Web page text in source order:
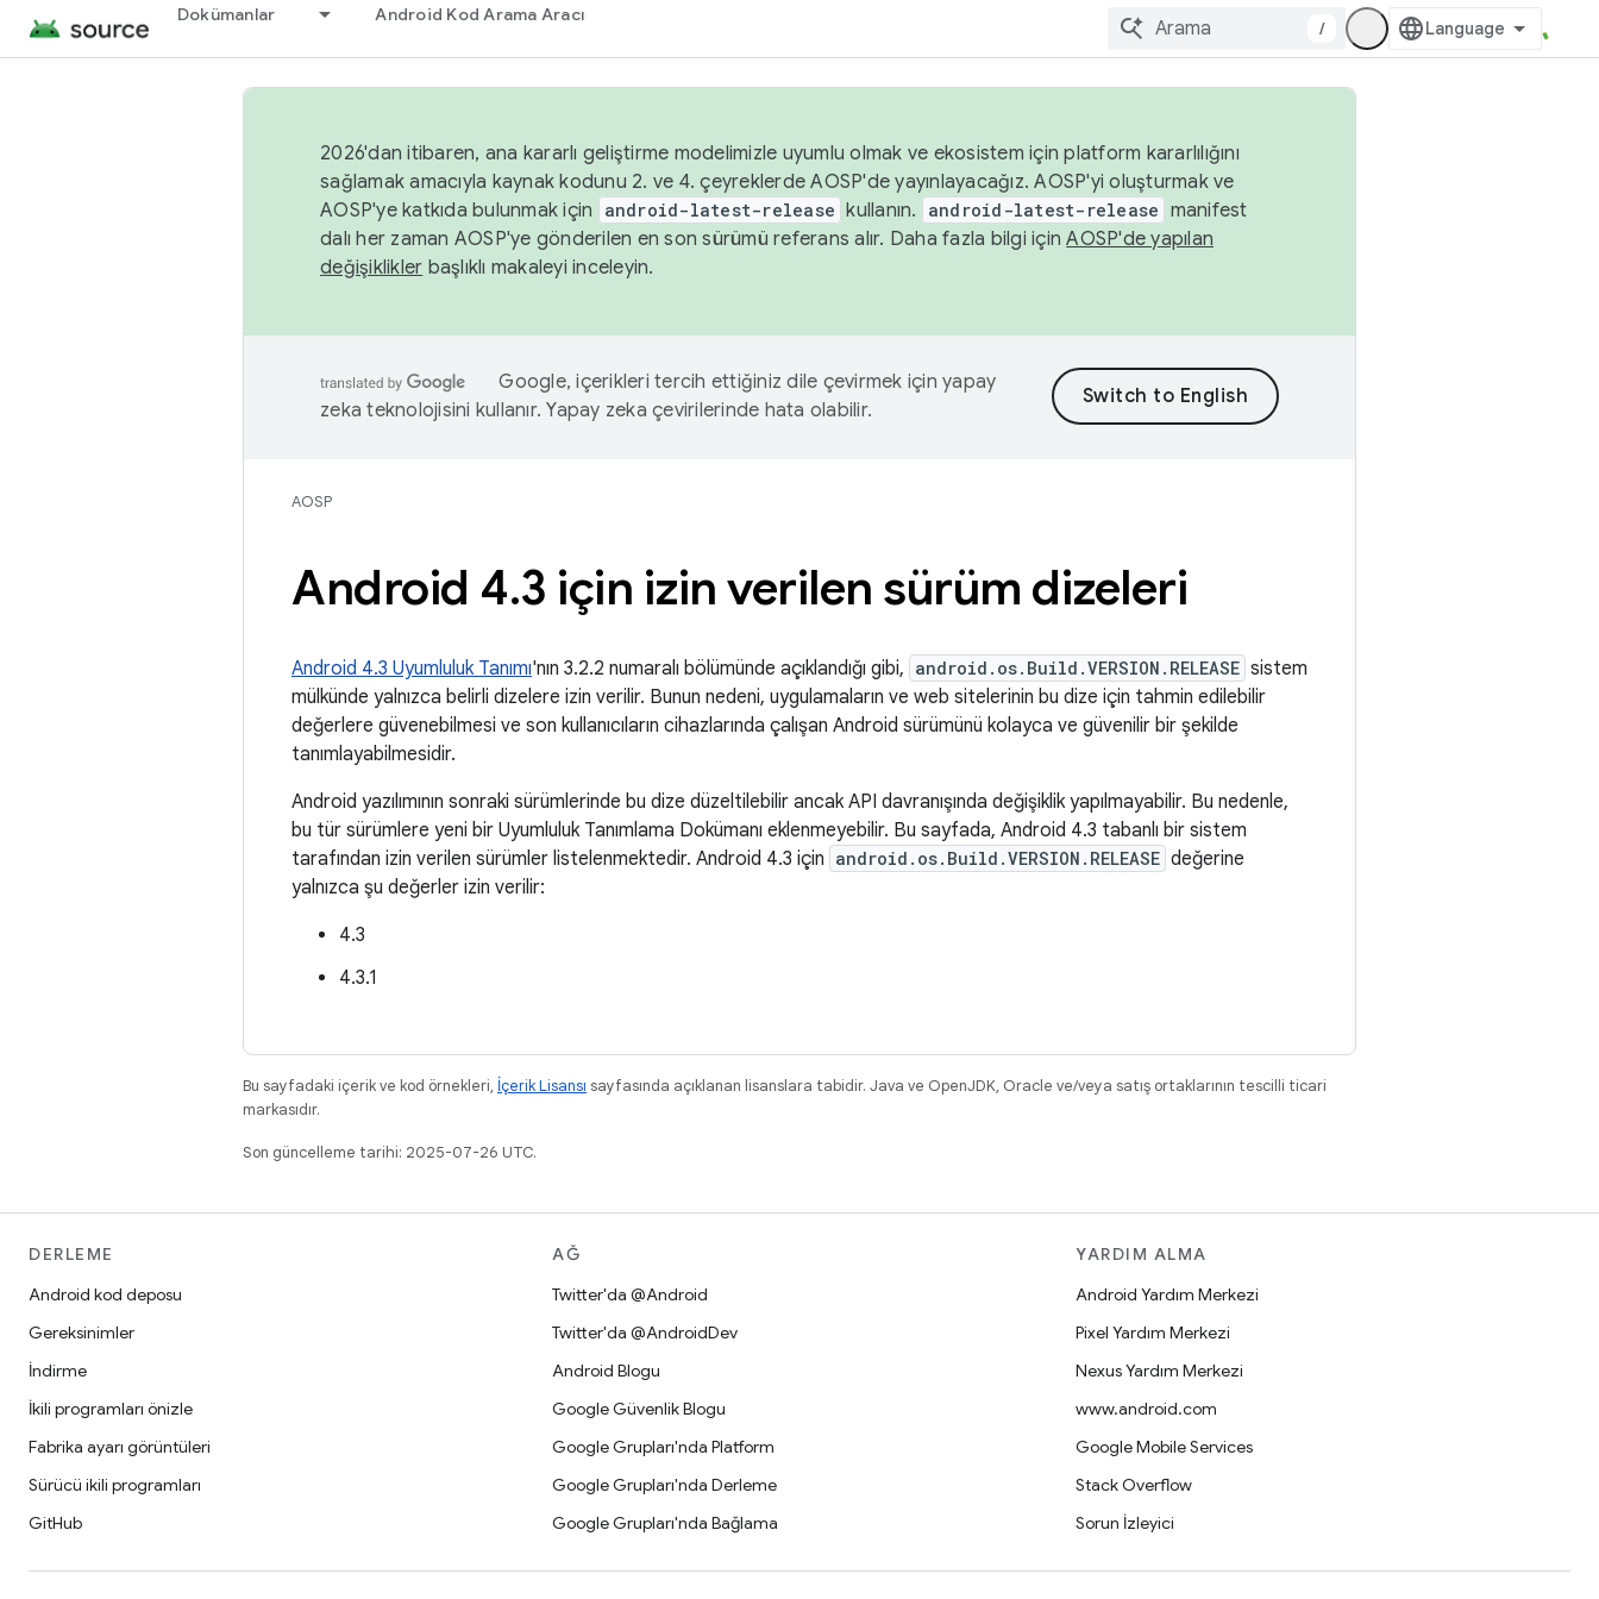
Dokümanlar Android Kod Arama Aracı
/
2026'dan itibaren, ana kararlı geliştirme modelimizle uyumlu olmak ve ekosistem için platform kararlılığını
sağlamak amacıyla kaynak kodunu 2. ve 4. çeyreklerde AOSP'de yayınlayacağız. AOSP'yi oluşturmak ve
AOSP'ye katkıda bulunmak için
android-latest-release kullanın. android-latest-release manifest
dalı her zaman AOSP'ye gönderilen en son sürümü referans alır. Daha fazla bilgi içinAOSP'de yapılan
değişiklikler başlıklı makaleyi inceleyin.
Google, içerikleri tercih ettiğiniz dile çevirmek için yapay
zeka teknolojisini kullanır. Yapay zeka çevirilerinde hata olabilir.
AOSP
Android 4.3 için izin verilen sürüm dizeleri
Android 4.3 Uyumluluk Tanımı'nın 3.2.2 numaralı bölümünde açıklandığı gibi, android.os.Build.VERSION.RELEASE sistem
mülkünde yalnızca belirli dizelere izin verilir. Bunun nedeni, uygulamaların ve web sitelerinin bu dize için tahmin edilebilir
değerlere güvenebilmesi ve son kullanıcıların cihazlarında çalışan Android sürümünü kolayca ve güvenilir bir şekilde
tanımlayabilmesidir.
Android yazılımının sonraki sürümlerinde bu dize düzeltilebilir ancak API davranışında değişiklik yapılmayabilir. Bu nedenle,
bu tür sürümlere yeni bir Uyumluluk Tanımlama Dokümanı eklenmeyebilir. Bu sayfada, Android 4.3 tabanlı bir sistem
tarafından izin verilen sürümler listelenmektedir. Android 4.3 için android.os.Build.VERSION.RELEASE değerine
yalnızca şu değerler izin verilir:
4.3
4.3.1
Bu sayfadaki içerik ve kod örnekleri, İçerik Lisansı sayfasında açıklanan lisanslara tabidir. Java ve OpenJDK, Oracle ve/veya satış ortaklarının tescilli ticari
markasıdır.
Son güncelleme tarihi: 2025-07-26 UTC.
DERLEME
Android kod deposu
Gereksinimler
İndirme
İkili programları önizle
Fabrika ayarı görüntüleri
Sürücü ikili programları
GitHub
AĞ
Twitter'da @Android
Twitter'da @AndroidDev
Android Blogu
Google Güvenlik Blogu
Google Grupları'nda Platform
Google Grupları'nda Derleme
Google Grupları'nda Bağlama
YARDIM ALMA
Android Yardım Merkezi
Pixel Yardım Merkezi
Nexus Yardım Merkezi
www.android.com
Google Mobile Services
Stack Overflow
Sorun İzleyici